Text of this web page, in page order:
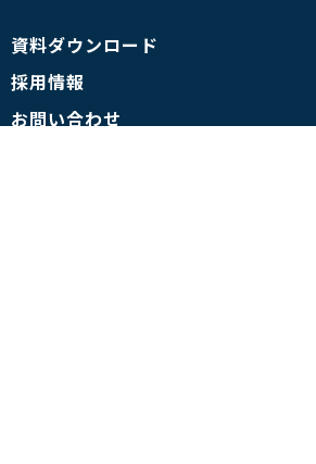
資料ダウンロード
採用情報
お問い合わせ